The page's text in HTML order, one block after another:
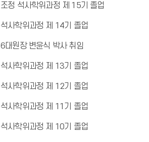
조정 석사학위과정 제 15기 졸업
석사학위과정 제 14기 졸업
6대원장 변윤식 박사 취임
석사학위과정 제 13기 졸업
석사학위과정 제 12기 졸업
석사학위과정 제 11기 졸업
석사학위과정 제 10기 졸업